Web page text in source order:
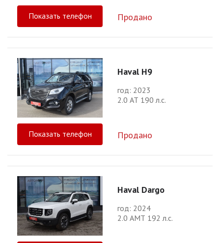
Показать телефон Продано
Haval H9
год: 2023
2.0 АТ 190 л.с.
Показать телефон Продано
Haval Dargo
год: 2024
2.0 АМТ 192 л.с.